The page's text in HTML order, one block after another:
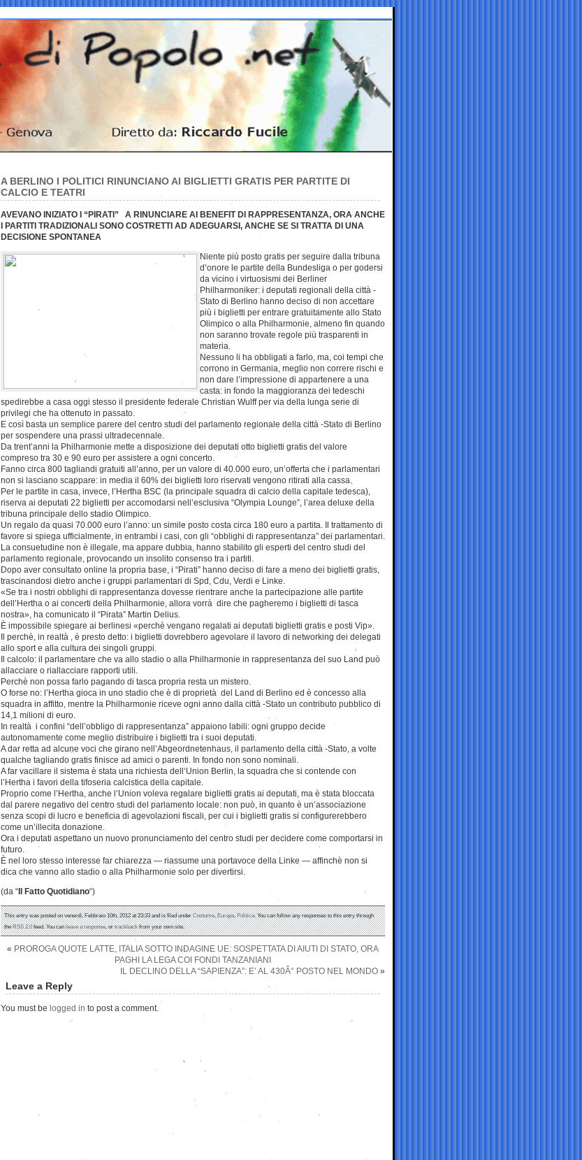
A BERLINO I POLITICI RINUNCIANO AI BIGLIETTI GRATIS PER PARTITE DI
CALCIO E TEATRI
AVEVANO INIZIATO I “PIRATI” A RINUNCIARE AI BENEFIT DI RAPPRESENTANZA, ORA ANCHE
I PARTITI TRADIZIONALI SONO COSTRETTI AD ADEGUARSI, ANCHE SE SI TRATTA DI UNA
DECISIONE SPONTANEA
Niente più posto gratis per seguire dalla tribuna
d’onore le partite della Bundesliga o per godersi
da vicino i virtuosismi dei Berliner
Philharmoniker: i deputati regionali della città -
Stato di Berlino hanno deciso di non accettare
più i biglietti per entrare gratuitamente allo Stato
Olimpico o alla Philharmonie, almeno fin quando
non saranno trovate regole più trasparenti in
materia.
Nessuno li ha obbligati a farlo, ma, coi tempi che
corrono in Germania, meglio non correre rischi e
non dare l’impressione di appartenere a una
casta: in fondo la maggioranza dei tedeschi
spedirebbe a casa oggi stesso il presidente federale Christian Wulff per via della lunga serie di
privilegi che ha ottenuto in passato.
E così basta un semplice parere del centro studi del parlamento regionale della città -Stato di Berlino
per sospendere una prassi ultradecennale.
Da trent’anni la Philharmonie mette a disposizione dei deputati otto biglietti gratis del valore
compreso tra 30 e 90 euro per assistere a ogni concerto.
Fanno circa 800 tagliandi gratuiti all’anno, per un valore di 40.000 euro, un’offerta che i parlamentari
non si lasciano scappare: in media il 60% dei biglietti loro riservati vengono ritirati alla cassa.
Per le partite in casa, invece, l’Hertha BSC (la principale squadra di calcio della capitale tedesca),
riserva ai deputati 22 biglietti per accomodarsi nell’esclusiva “Olympia Lounge”, l’area deluxe della
tribuna principale dello stadio Olimpico.
Un regalo da quasi 70.000 euro l’anno: un simile posto costa circa 180 euro a partita. Il trattamento di
favore si spiega ufficialmente, in entrambi i casi, con gli “obblighi di rappresentanza” dei parlamentari.
La consuetudine non è illegale, ma appare dubbia, hanno stabilito gli esperti del centro studi del
parlamento regionale, provocando un insolito consenso tra i partiti.
Dopo aver consultato online la propria base, i “Pirati” hanno deciso di fare a meno dei biglietti gratis,
trascinandosi dietro anche i gruppi parlamentari di Spd, Cdu, Verdi e Linke.
«Se tra i nostri obblighi di rappresentanza dovesse rientrare anche la partecipazione alle partite
dell’Hertha o ai concerti della Philharmonie, allora vorrà dire che pagheremo i biglietti di tasca
nostra», ha comunicato il “Pirata” Martin Delius.
È impossibile spiegare ai berlinesi «perchè vengano regalati ai deputati biglietti gratis e posti Vip».
Il perchè, in realtà , è presto detto: i biglietti dovrebbero agevolare il lavoro di networking dei delegati
allo sport e alla cultura dei singoli gruppi.
Il calcolo: il parlamentare che va allo stadio o alla Philharmonie in rappresentanza del suo Land può
allacciare o riallacciare rapporti utili.
Perchè non possa farlo pagando di tasca propria resta un mistero.
O forse no: l’Hertha gioca in uno stadio che è di proprietà del Land di Berlino ed è concesso alla
squadra in affitto, mentre la Philharmonie riceve ogni anno dalla città -Stato un contributo pubblico di
14,1 milioni di euro.
In realtà i confini “dell’obbligo di rappresentanza” appaiono labili: ogni gruppo decide
autonomamente come meglio distribuire i biglietti tra i suoi deputati.
A dar retta ad alcune voci che girano nell’Abgeordnetenhaus, il parlamento della città -Stato, a volte
qualche tagliando gratis finisce ad amici o parenti. In fondo non sono nominali.
A far vacillare il sistema è stata una richiesta dell’Union Berlin, la squadra che si contende con
l’Hertha i favori della tifoseria calcistica della capitale.
Proprio come l’Hertha, anche l’Union voleva regalare biglietti gratis ai deputati, ma è stata bloccata
dal parere negativo del centro studi del parlamento locale: non può, in quanto è un’associazione
senza scopi di lucro e beneficia di agevolazioni fiscali, per cui i biglietti gratis si configurerebbero
come un’illecita donazione.
Ora i deputati aspettano un nuovo pronunciamento del centro studi per decidere come comportarsi in
futuro.
È nel loro stesso interesse far chiarezza — riassume una portavoce della Linke — affinchè non si
dica che vanno allo stadio o alla Philharmonie solo per divertirsi.
(da “ Il Fatto Quotidiano“)
This entry was posted on venerdì, Febbraio 10th, 2012 at 23:33 and is filed underCostume,Europa,Politica. You can follow any responses to this entry through
theRSS 2.0feed. You canleave a response, ortrackbackfrom your own site.
« PROROGA QUOTE LATTE, ITALIA SOTTO INDAGINE UE: SOSPETTATA DI AIUTI DI STATO, ORA
PAGHI LA LEGA COI FONDI TANZANIANI
IL DECLINO DELLA “SAPIENZA”: E’ AL 430Â° POSTO NEL MONDO »
Leave a Reply
You must be logged in to post a comment.